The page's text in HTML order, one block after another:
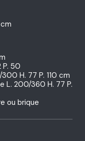
P. 50
H. 77 P. 110 cm
L. 200/360 H. 77 P.
ou brique